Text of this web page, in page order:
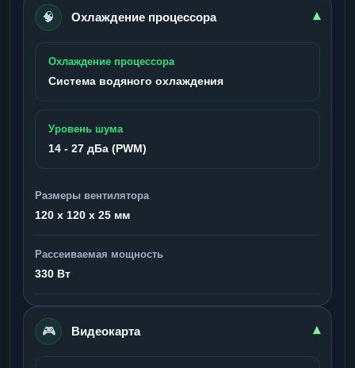
🧠 Охлаждение процессора ▾
Охлаждение процессора
Система водяного охлаждения
Уровень шума
14 - 27 дБа (PWM)
Размеры вентилятора
120 x 120 x 25 мм
Рассеиваемая мощность
330 Вт
🎮 Видеокарта ▾